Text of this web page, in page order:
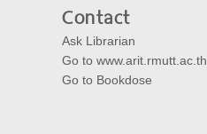
Contact
Ask Librarian
Go to www.arit.rmutt.ac.th
Go to Bookdose